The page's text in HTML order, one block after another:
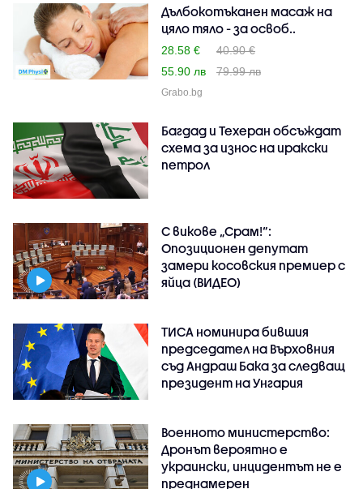
Дълбокотъканен масаж на
цяло тяло - за освоб..
28.58 €
40.90 €
55.90 лв
79.99 лв
Grabo.bg
Багдад и Техеран обсъждат
схема за износ на иракски
петрол
С викове „Срам!“:
Опозиционен депутат
замери косовския премиер с
яйца (ВИДЕО)
ТИСА номинира бившия
председател на Върховния
съд Андраш Бака за следващ
президент на Унгария
Военното министерство:
Дронът вероятно е
украински, инцидентът не е
преднамерен